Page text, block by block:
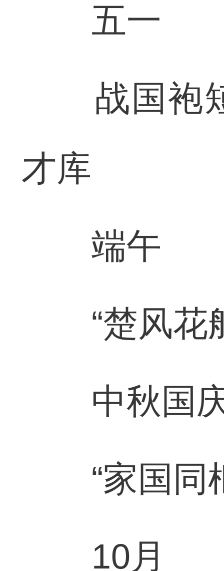
五一
战国袍短
才库
端午
“楚风花
中秋国
“家国同框
10月